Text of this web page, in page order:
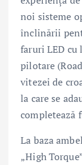
noi sisteme
înclinării
faruri LED
pilotare
vitezei de
la care se
completează
La baza
„High